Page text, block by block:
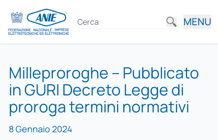
MENU
Milleproroghe – Pubblicato
in GURI Decreto Legge di
proroga termini normativi
8 Gennaio 2024